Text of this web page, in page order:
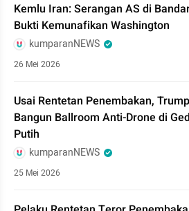
Kemlu Iran: Serangan AS di
Bukti Kemunafikan Washington
kumparanNEWS
26 Mei 2026
Usai Rentetan Penembakan, Trump
Bangun Ballroom Anti-Drone di
Putih
kumparanNEWS
25 Mei 2026